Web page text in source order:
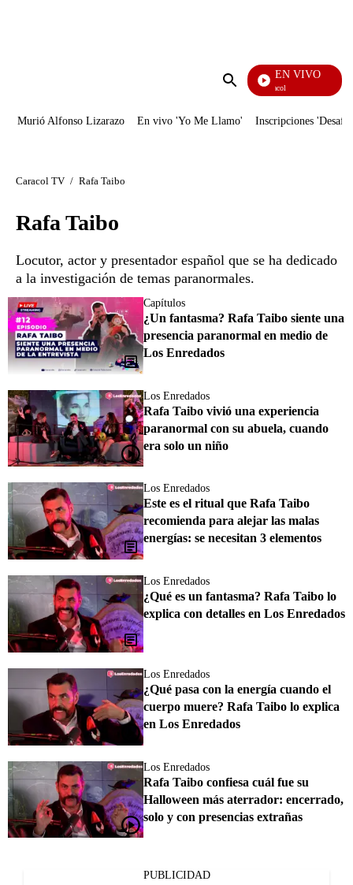
Enviar
EN VIVO
Noticias Caracol
Murió Alfonso Lizarazo En vivo 'Yo Me Llamo' Inscripciones
Caracol TV / Rafa Taibo
Rafa Taibo
Locutor, actor y presentador español que se ha dedicado
a la investigación de temas paranormales.
Capítulos
¿Un fantasma? Rafa Taibo siente una
presencia paranormal en medio de
Los Enredados
Los Enredados
Rafa Taibo vivió una experiencia
paranormal con su abuela, cuando
era solo un niño
Los Enredados
Este es el ritual que Rafa Taibo
recomienda para alejar las malas
energías: se necesitan 3 elementos
Los Enredados
¿Qué es un fantasma? Rafa Taibo lo
explica con detalles en Los Enredados
Los Enredados
¿Qué pasa con la energía cuando el
cuerpo muere? Rafa Taibo lo explica
en Los Enredados
Los Enredados
Rafa Taibo confiesa cuál fue su
Halloween más aterrador: encerrado,
solo y con presencias extrañas
PUBLICIDAD